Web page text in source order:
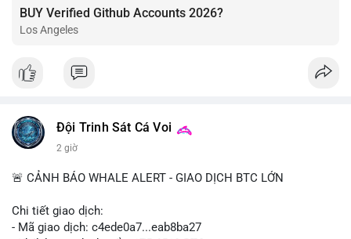
BUY Verified Github Accounts 2026?
Los Angeles
Đội Trinh Sát Cá Voi
2 giờ
🚨 CẢNH BÁO WHALE ALERT - GIAO DỊCH BTC LỚN
Chi tiết giao dịch:
- Mã giao dịch: c4ede0a7...eab8ba27